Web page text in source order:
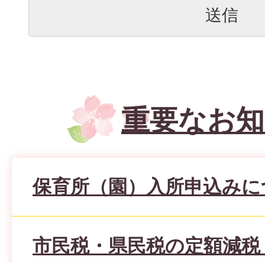
重要なお
保育所（園）入所申込み
市民税・県民税の定額減